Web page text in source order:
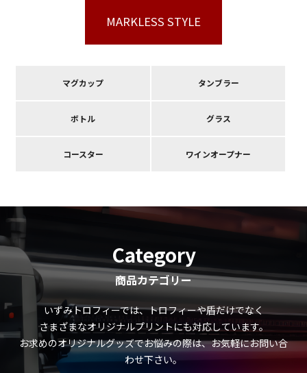
MARKLESS STYLE
マグカップ タンブラー
ボトル グラス
コースター ワインオープナー
Category
商品カテゴリー
いずみトロフィーでは、トロフィーや盾だけでなく
さまざまなオリジナルプリントにも対応しています。
お求めのオリジナルグッズでお悩みの際は、お気軽にお問い合
わせ下さい。